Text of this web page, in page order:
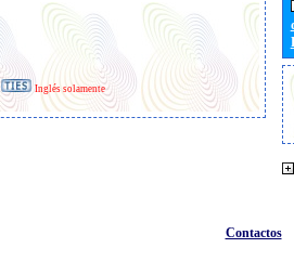
Inglés solamente
Contactos